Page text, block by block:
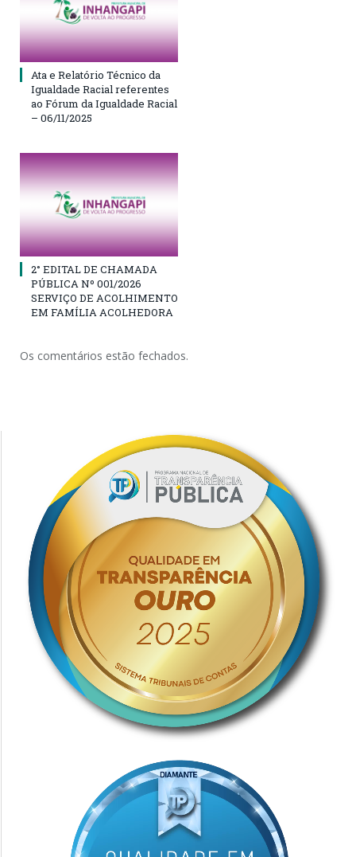
Ata e Relatório Técnico da
Igualdade Racial referentes
ao Fórum da Igualdade Racial
– 06/11/2025
2° EDITAL DE CHAMADA
PÚBLICA Nº 001/2026
SERVIÇO DE ACOLHIMENTO
EM FAMÍLIA ACOLHEDORA
Os comentários estão fechados.